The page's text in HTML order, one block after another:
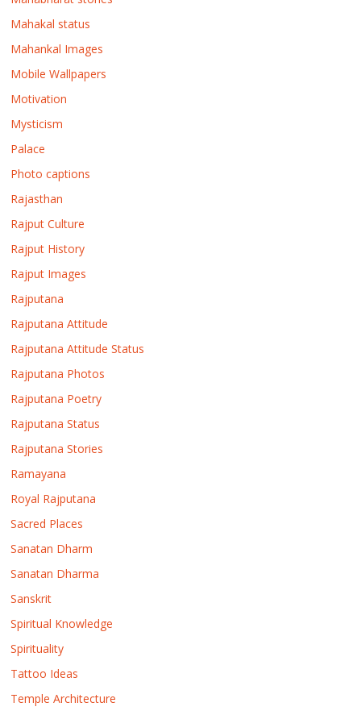
Mahakal status
Mahankal Images
Mobile Wallpapers
Motivation
Mysticism
Palace
Photo captions
Rajasthan
Rajput Culture
Rajput History
Rajput Images
Rajputana
Rajputana Attitude
Rajputana Attitude Status
Rajputana Photos
Rajputana Poetry
Rajputana Status
Rajputana Stories
Ramayana
Royal Rajputana
Sacred Places
Sanatan Dharm
Sanatan Dharma
Sanskrit
Spiritual Knowledge
Spirituality
Tattoo Ideas
Temple Architecture